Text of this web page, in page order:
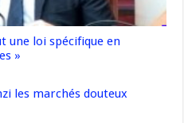
une loi spécifique en
»
les marchés douteux